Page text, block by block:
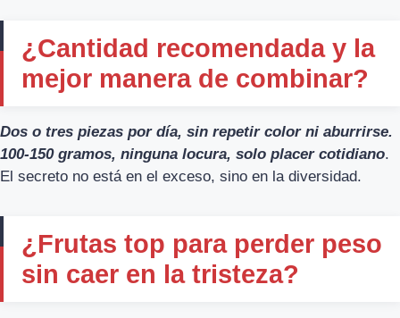
¿Cantidad recomendada y la
mejor manera de combinar?
Dos o tres piezas por día, sin repetir color ni aburrirse.
100-150 gramos, ninguna locura, solo placer cotidiano.
El secreto no está en el exceso, sino en la diversidad.
¿Frutas top para perder peso
sin caer en la tristeza?